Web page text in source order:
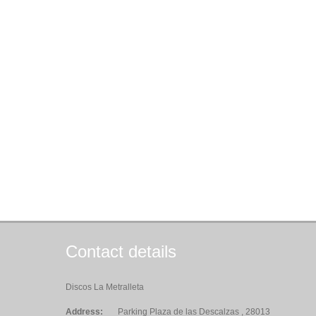
Contact details
Discos La Metralleta
Address: Parking Plaza de las Descalzas , 28013